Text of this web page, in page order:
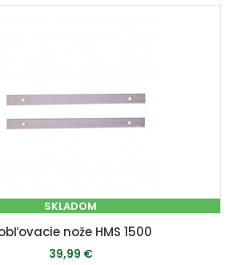
SKLADOM
nože HMS 1500
39,99 €